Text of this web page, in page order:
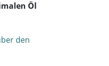
Öl